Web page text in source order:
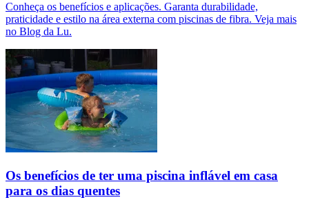
Conheça os benefícios e aplicações. Garanta durabilidade,
praticidade e estilo na área externa com piscinas de fibra. Veja mais
no Blog da Lu.
Os benefícios de ter uma piscina inflável em casa
para os dias quentes